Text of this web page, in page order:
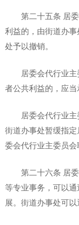
第二十五条 居委
利益的，由街道办
处予以撤销。
居委会代行业主
者公共利益的，应当
居委会代行业主
街道办事处暂缓指
委会代行业主委员会
第二十六条 居委
等专业事务，可以
展。街道办事处可以